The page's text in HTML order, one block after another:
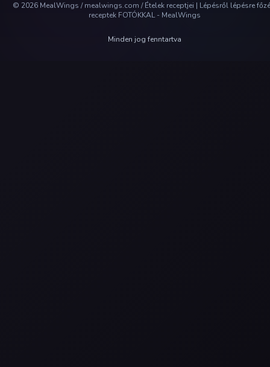
© 2026 MealWings / mealwings.com /Ételek receptjei | Lépésről lépésre
receptek FOTÓKKAL - MealWings
Minden jog fenntartva